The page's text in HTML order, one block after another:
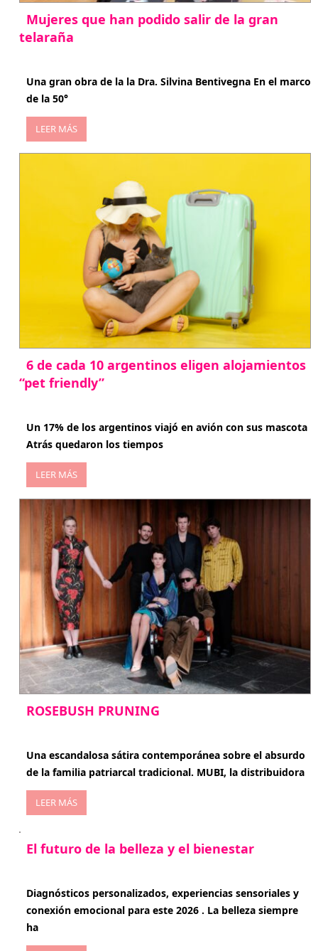
Mujeres que han podido salir de la gran
telaraña
Una gran obra de la la Dra. Silvina Bentivegna En el marco
de la 50°
LEER MÁS
6 de cada 10 argentinos eligen alojamientos
“pet friendly”
Un 17% de los argentinos viajó en avión con sus mascota
Atrás quedaron los tiempos
LEER MÁS
ROSEBUSH PRUNING
Una escandalosa sátira contemporánea sobre el absurdo
de la familia patriarcal tradicional. MUBI, la distribuidora
LEER MÁS
El futuro de la belleza y el bienestar
Diagnósticos personalizados, experiencias sensoriales y
conexión emocional para este 2026 . La belleza siempre
ha